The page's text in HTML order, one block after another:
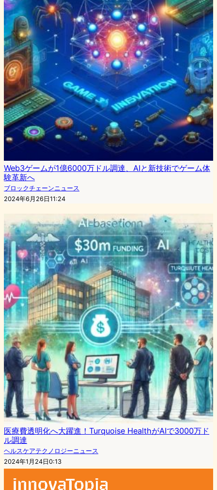
Web3ゲームが1億6000万ドル調達、AIと新技術でゲーム体
験革新へ
ブロックチェーンニュース
2024年6月26日11:24
医療費透明化へ大躍進！Turquoise HealthがAIで3000万ド
ル調達
ヘルスケアテクノロジーニュース
2024年1月24日0:13